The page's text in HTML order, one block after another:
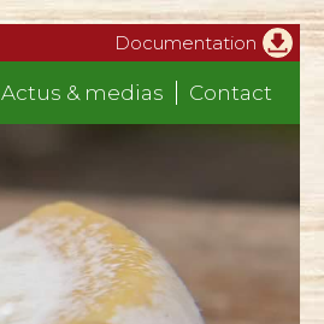
Documentation
Actus & medias Contact